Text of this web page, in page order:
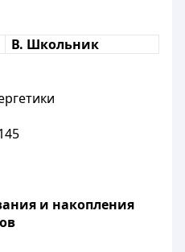
В. Школьник
и накопления